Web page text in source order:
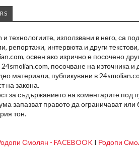
използвани в него, са
репортажи, интервюта и други
освен ако изрично е посочено
посочване на източника
материали, публикувани в
на закона.
за съдържанието на коментарите под
запазват правото да ограничават
тон.
Смолян - FACEBOOK I Родопи